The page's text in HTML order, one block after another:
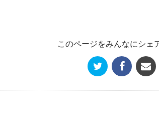
このページをみんなにシェ